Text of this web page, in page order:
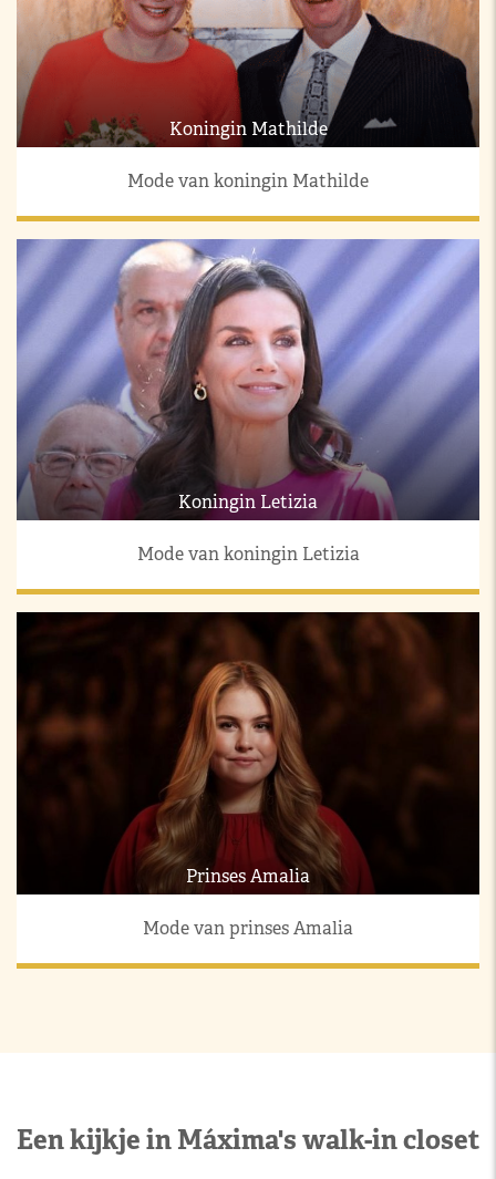
Koningin Mathilde
Mode van koningin Mathilde
Koningin Letizia
Mode van koningin Letizia
Prinses Amalia
Mode van prinses Amalia
Een kijkje in Máxima's walk-in closet